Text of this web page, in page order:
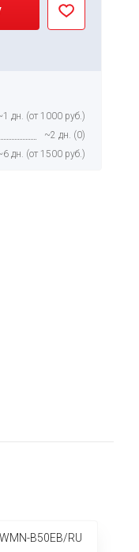
дн. (от 1000 руб.)
~2 дн. (0)
дн. (от 1500 руб.)